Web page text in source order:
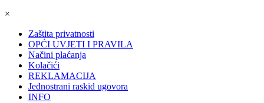
×
Zaštita privatnosti
OPĆI UVJETI I PRAVILA
Načini plaćanja
Kolačići
REKLAMACIJA
Jednostrani raskid ugovora
INFO